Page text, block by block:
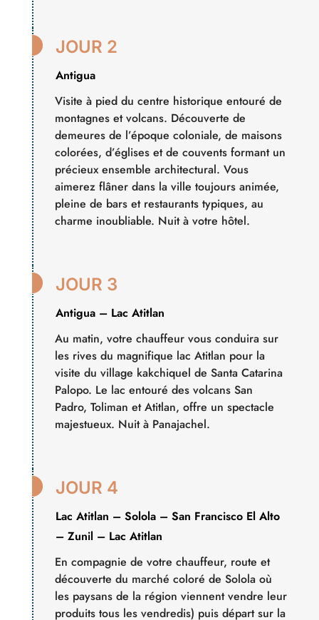
 JOUR 2
Antigua
Visite à pied du centre historique entouré de
montagnes et volcans. Découverte de
demeures de l’époque coloniale, de maisons
colorées, d’églises et de couvents formant un
précieux ensemble architectural. Vous
aimerez flâner dans la ville toujours animée,
pleine de bars et restaurants typiques, au
charme inoubliable. Nuit à votre hôtel.
 JOUR 3
Antigua – Lac Atitlan
Au matin, votre chauffeur vous conduira sur
les rives du magnifique lac Atitlan pour la
visite du village kakchiquel de Santa Catarina
Palopo. Le lac entouré des volcans San
Padro, Toliman et Atitlan, offre un spectacle
majestueux. Nuit à Panajachel.
 JOUR 4
Lac Atitlan – Solola – San Francisco El Alto
– Zunil – Lac Atitlan
En compagnie de votre chauffeur, route et
découverte du marché coloré de Solola où
les paysans de la région viennent vendre leur
produits tous les vendredis) puis départ sur la